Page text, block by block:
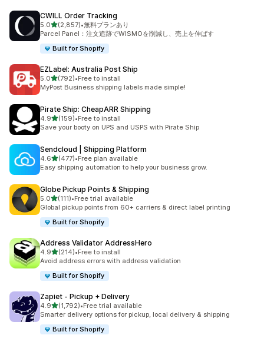
CWILL Order Tracking
5.05つ星中
(2,857)
合計レビュー数：2857件
•無料プランあり
Parcel Panel：注文追跡でWISMOを削減し、売上を伸ばす
Built for Shopify
EZLabel: Australia Post Ship
5.05つ星中
(792)
合計レビュー数：792件
•Free to install
MyPost Business shipping labels made simple!
Pirate Ship: CheapARR Shipping
4.95つ星中
(159)
合計レビュー数：159件
•Free to install
Save your booty on UPS and USPS with Pirate Ship
Sendcloud | Shipping Platform
4.65つ星中
(477)
合計レビュー数：477件
•Free plan available
Easy shipping automation to help your business grow.
Globe Pickup Points & Shipping
5.05つ星中
(111)
合計レビュー数：111件
•Free trial available
Global pickup points from 60+ carriers & direct label printing
Built for Shopify
Address Validator AddressHero
4.95つ星中
(214)
合計レビュー数：214件
•Free to install
Avoid address errors with address validation
Built for Shopify
Zapiet ‑ Pickup + Delivery
4.95つ星中
(1,792)
合計レビュー数：1792件
•Free trial available
Smarter delivery options for pickup, local delivery & shipping
Built for Shopify